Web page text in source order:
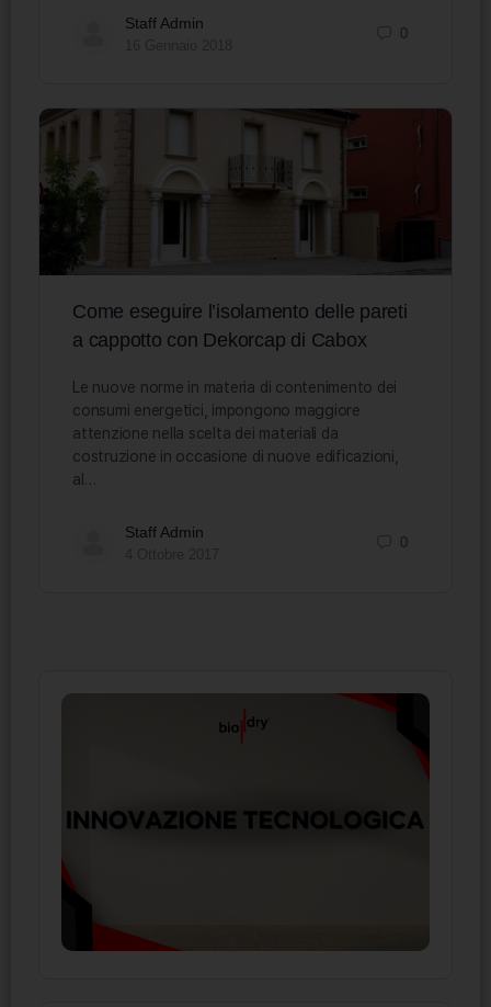
Staff Admin
0
Come eseguire l’isolamento delle pareti
a cappotto con Dekorcap di Cabox
Le nuove norme in materia di contenimento dei
consumi energetici, impongono maggiore
attenzione nella scelta dei materiali da
costruzione in occasione di nuove edificazioni,
al…
Staff Admin
0